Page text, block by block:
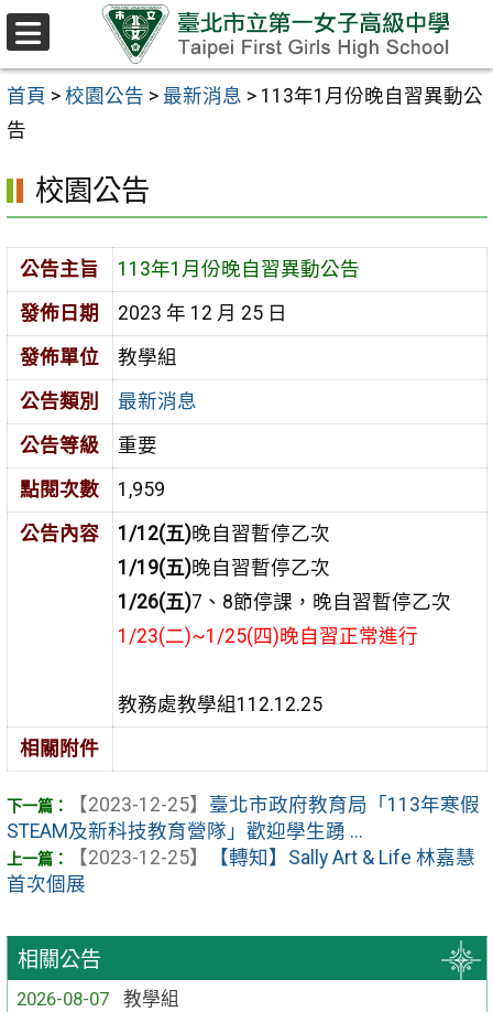
跳至主要內容區
首頁 > 校園公告 > 最新消息 > 113年1月份晚自習異動公
告
相關公告
2026-08-07
教學組
校園公告
公告主旨
113年1月份晚自習異動公告
發佈日期
2023 年 12 月 25 日
發佈單位
教學組
公告類別
最新消息
公告等級
重要
點閱次數
1,959
公告內容
1/12(五)晚自習暫停乙次
1/19(五)晚自習暫停乙次
1/26(五)7、8節停課，晚自習暫停乙次
1/23(二)~1/25(四)晚自習正常進行
教務處教學組112.12.25
相關附件
【2023-12-25】 臺北市政府教育局「113年寒假
STEAM及新科技教育營隊」歡迎學生踴 ...
【2023-12-25】
【轉知】Sally Art & Life 林嘉慧
首次個展
選
單